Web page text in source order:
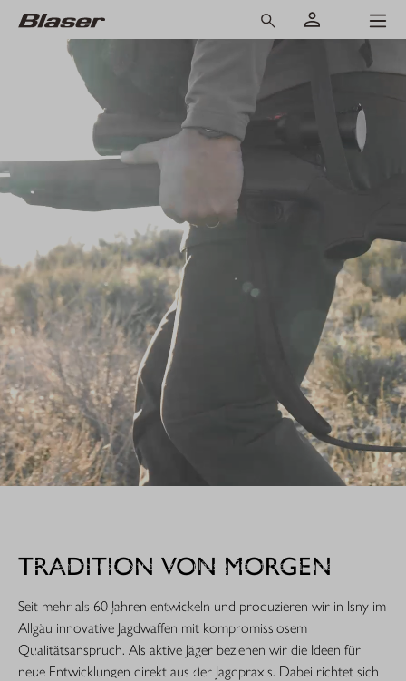
Extrem robust. Extrem zuverlässig: Sie ist die nächste
gemacht für den rauen Jagdeinsatz.
MEHR ERFAHREN
TRADITION VON MORGEN
Seit mehr als 60 Jahren entwickeln und produzieren wir in Isny im
Allgäu innovative Jagdwaffen mit kompromisslosem
Qualitätsanspruch. Als aktive Jäger beziehen wir die Ideen für
neue Entwicklungen direkt aus der Jagdpraxis. Dabei richtet sich